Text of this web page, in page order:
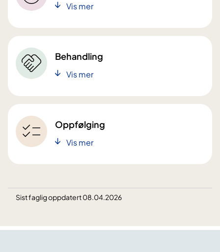
Vis mer
Behandling
Vis mer
Oppfølging
Vis mer
Sist faglig oppdatert 08.04.2026